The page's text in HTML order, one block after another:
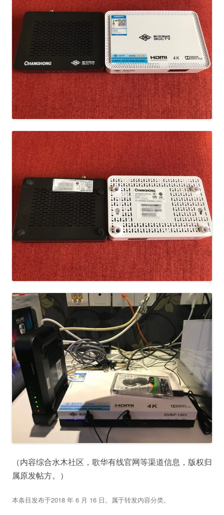
（内容综合水木社区，歌华有线官网等渠道信息，版权归
属原发帖方。）
本条目发布于2018 年 6 月 16 日。属于转发内容分类。